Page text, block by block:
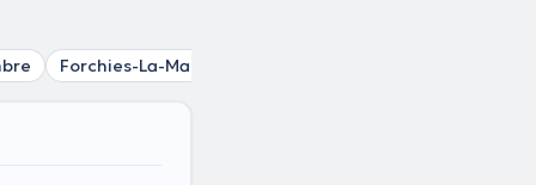
Forchies-La-Marche